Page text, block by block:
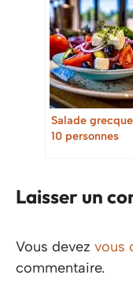
Salade
10 personnes
Laisser un
Vous devez vous
commentaire.